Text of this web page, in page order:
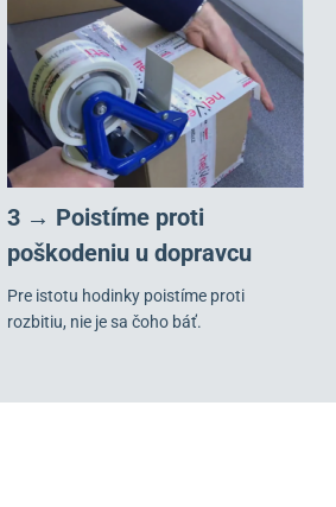
3 → Poistíme proti
poškodeniu u dopravcu
Pre istotu hodinky poistíme proti
rozbitiu, nie je sa čoho báť.